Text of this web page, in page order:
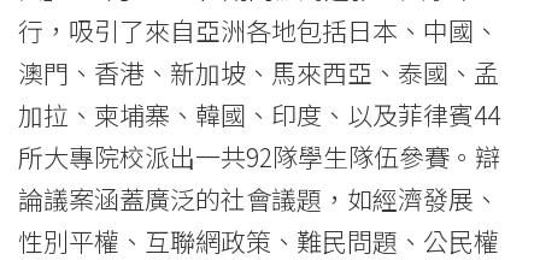
學
院
消
息
行，吸引了來自亞洲各地包括日本、中國、
澳門、香港、新加坡、馬來西亞、泰國、孟
加拉、柬埔寨、韓國、印度、以及菲律賓44
所大專院校派出一共92隊學生隊伍參賽。辯
論議案涵蓋廣泛的社會議題，如經濟發展、
性別平權、互聯網政策、難民問題、公民權